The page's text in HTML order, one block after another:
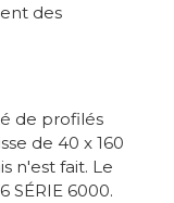
des
de profilés
de 40 x 160
n'est fait. Le
SÉRIE 6000.